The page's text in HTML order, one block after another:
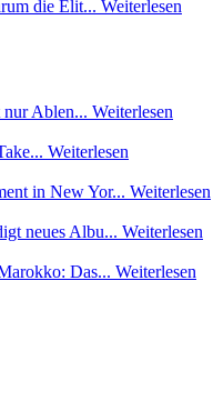
die Elit... Weiterlesen
Ablen... Weiterlesen
Weiterlesen
in New Yor... Weiterlesen
neues Albu... Weiterlesen
Das... Weiterlesen